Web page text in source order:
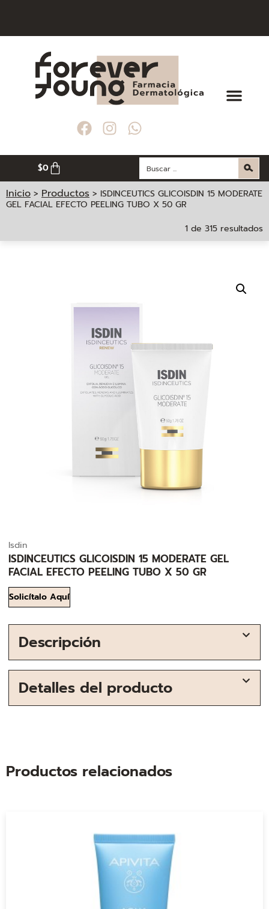
CIUDAD DE MEDELLÍN
COMPRAS MAYORES A $ 200. 000
CIUDAD DE MEDELLÍN
COMPRAS MAYORES A $ 200. 000
CIUDAD DE MEDELLÍN
COMPRAS MAYORES A $ 200. 000
$0
Inicio > Productos > ISDINCEUTICS GLICOISDIN 15 MODERATE
GEL FACIAL EFECTO PEELING TUBO X 50 GR
1 de 315 resultados
Isdin
ISDINCEUTICS GLICOISDIN 15 MODERATE GEL
FACIAL EFECTO PEELING TUBO X 50 GR
Solicítalo Aquí
Descripción
Detalles del producto
Productos relacionados